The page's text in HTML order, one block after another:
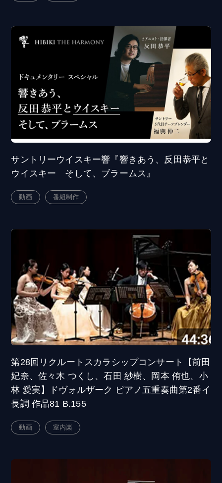
サントリーウイスキー響『響きあう、反田恭平と
ウイスキー そして、ブラームス』
動画 番組制作
第28回リクルートスカラシップコンサート【前田
妃奈、佐々木 つくし、石田 紗樹、岡本 侑也、小
林 愛実】ドヴォルザーク ピアノ五重奏曲第2番イ
長調 作品81 B.155
動画 室内楽